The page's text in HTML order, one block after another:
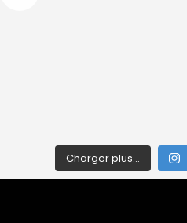
Charger plus…